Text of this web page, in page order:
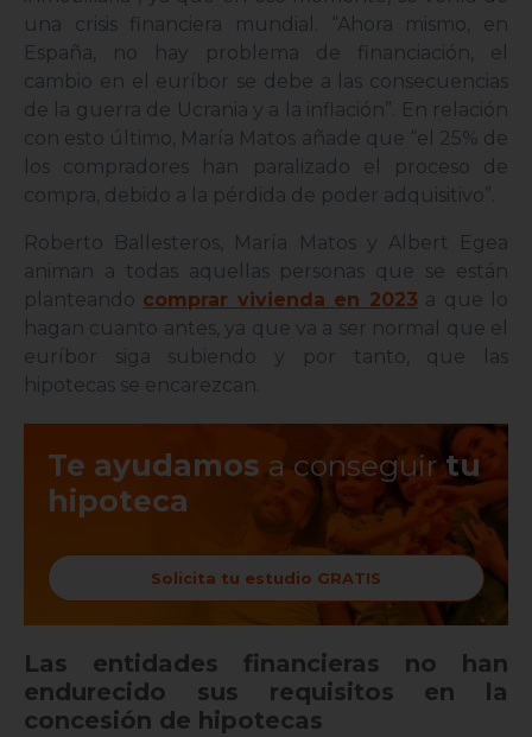
una crisis financiera mundial. “Ahora mismo, en
España, no hay problema de financiación, el
cambio en el euríbor se debe a las consecuencias
de la guerra de Ucrania y a la inflación”. En relación
con esto último, María Matos añade que “el 25% de
los compradores han paralizado el proceso de
compra, debido a la pérdida de poder adquisitivo”.
Roberto Ballesteros, María Matos y Albert Egea
animan a todas aquellas personas que se están
planteando comprar vivienda en 2023a que lo
hagan cuanto antes, ya que va a ser normal que el
euríbor siga subiendo y por tanto, que las
hipotecas se encarezcan.
Te ayudamos a conseguirtu
hipoteca
Solicita tu estudio GRATIS
Las entidades financieras no han
endurecido sus requisitos en la
concesión de hipotecas